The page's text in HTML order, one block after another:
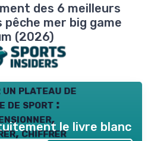
des 6 meilleurs
pêche mer big game
(2026)
un plateau de
de sport :
chiffrerle livre blanc